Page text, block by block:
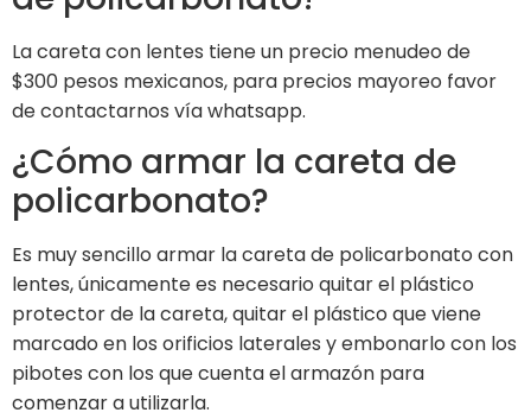
La careta con lentes tiene un precio menudeo de
$300 pesos mexicanos, para precios mayoreo favor
de contactarnos vía whatsapp.
¿Cómo armar la careta de
policarbonato?
Es muy sencillo armar la careta de policarbonato con
lentes, únicamente es necesario quitar el plástico
protector de la careta, quitar el plástico que viene
marcado en los orificios laterales y embonarlo con los
pibotes con los que cuenta el armazón para
comenzar a utilizarla.